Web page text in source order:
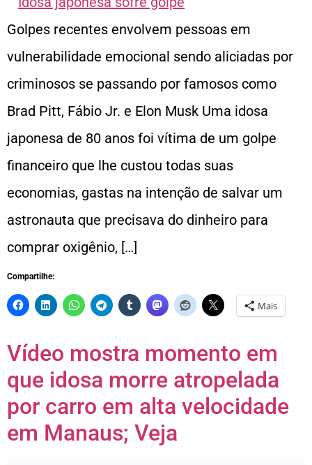
Golpes recentes envolvem pessoas em
vulnerabilidade emocional sendo aliciadas por
criminosos se passando por famosos como
Brad Pitt, Fábio Jr. e Elon Musk Uma idosa
japonesa de 80 anos foi vítima de um golpe
financeiro que lhe custou todas suas
economias, gastas na intenção de salvar um
astronauta que precisava do dinheiro para
comprar oxigênio, […]
Compartilhe:
Mais
Vídeo mostra momento em
que idosa morre atropelada
por carro em alta velocidade
em Manaus; Veja